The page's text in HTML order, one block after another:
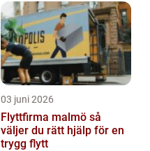
03 juni 2026
Flyttfirma malmö så
väljer du rätt hjälp för en
trygg flytt